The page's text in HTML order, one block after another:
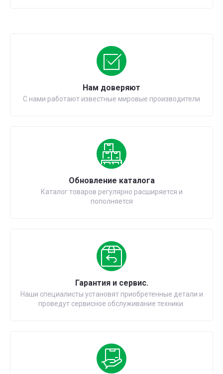
Нам доверяют
С нами работают известные мировые производители
Обновление каталога
Каталог товаров регулярно расширяется и
пополняется
Гарантия и сервис.
Наши специалисты установят приобретенные детали и
проведут сервисное обслуживание техники.